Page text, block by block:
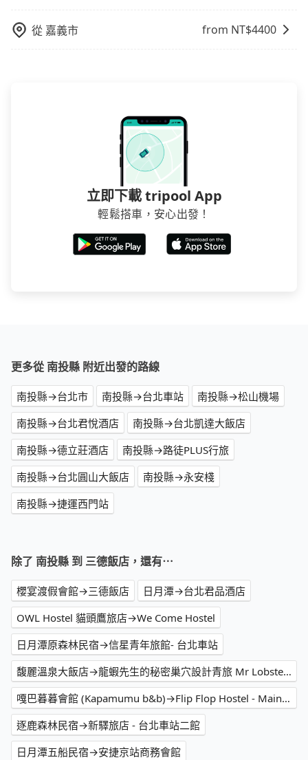
從 嘉義市 from NT$4400
立即下載 tripool App
輕鬆搭車，安心出發！
更多從 南投縣 附近出發的路線
南投縣→台北市 南投縣→台北車站
南投縣→松山機場
南投縣→台北君悅酒店
南投縣→台北凱達大飯店
南投縣→德立莊酒店
南投縣→路徒PLUS行旅
南投縣→台北圓山大飯店
南投縣→永安棧
南投縣→捷運西門站
除了 南投縣 到 三德飯店，還有⋯
櫻宴渡假會館→三德飯店
日月潭→台北君品酒店
OWL Hostel 貓頭鷹旅店→We Come Hostel
日月潭原森林民宿→信星青年旅館- 台北車站
馥麗溫泉大飯店→龍蝦先生的秘密巢穴設計青旅 Mr Lobster Secret den Design Hostel
嘎巴暮暮會館 (Kapamumu b&b)→Flip Flop Hostel - Main Station
逐鹿森林民宿→新驛旅店 - 台北車站二館
日月潭五船民宿→安捷京站商務會館